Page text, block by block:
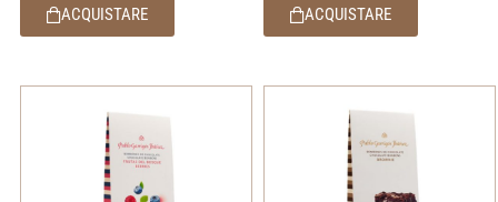
ACQUISTARE ACQUISTARE